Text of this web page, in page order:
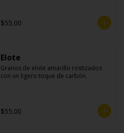
$55.00
Elote
Granos de elote amarillo rostizados
con un ligero toque de carbón.
$55.00